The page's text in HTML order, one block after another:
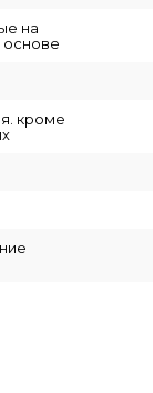
на
кроме